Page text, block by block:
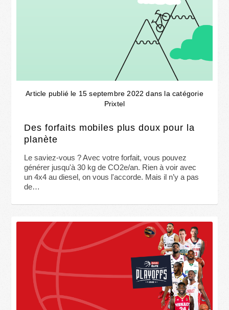
Article publié le 15 septembre 2022 dans la catégorie
Prixtel
Des forfaits mobiles plus doux pour la
planète
Le saviez-vous ? Avec votre forfait, vous pouvez
générer jusqu'à 30 kg de CO2e/an. Rien à voir avec
un 4x4 au diesel, on vous l'accorde. Mais il n’y a pas
de…